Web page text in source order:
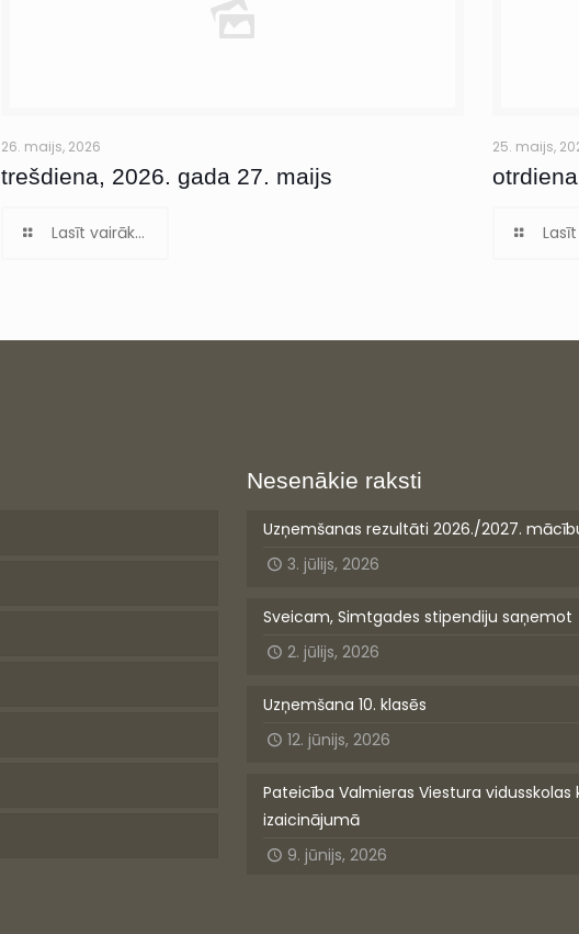
26. maijs, 2026
trešdiena, 2026. gada 27. maijs
Lasīt vairāk...
25. maijs,
Nesenākie raksti
Uzņemšanas rezultāti 2026./2027.
3. jūlijs, 2026
Sveicam, Simtgades stipendiju saņemot
2. jūlijs, 2026
Uzņemšana 10. klasēs
12. jūnijs, 2026
Pateicība Valmieras Viestura
izaicinājumā
9. jūnijs, 2026